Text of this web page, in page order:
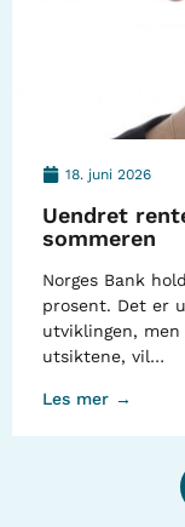
18. juni 2026
Uendret
sommeren
Norges Bank
prosent. Det er
utviklingen,
utsiktene, vil…
Les mer →